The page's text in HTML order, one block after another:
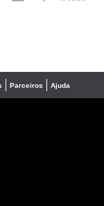
Parceiros Ajuda